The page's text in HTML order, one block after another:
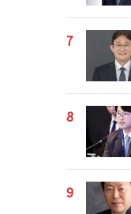
7
8
9